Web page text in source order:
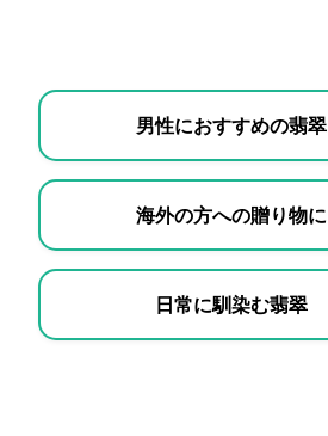
男性におすすめの翡翠
海外の方への贈り物に
日常に馴染む翡翠